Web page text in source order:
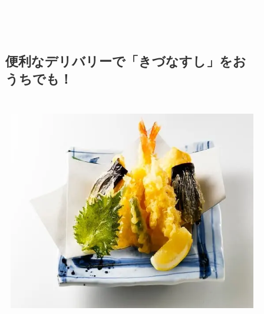
便利なデリバリーで「きづなすし」をお
うちでも！